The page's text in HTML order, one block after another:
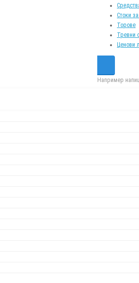
Стоки
Торове
Тревни
Ценови
Например